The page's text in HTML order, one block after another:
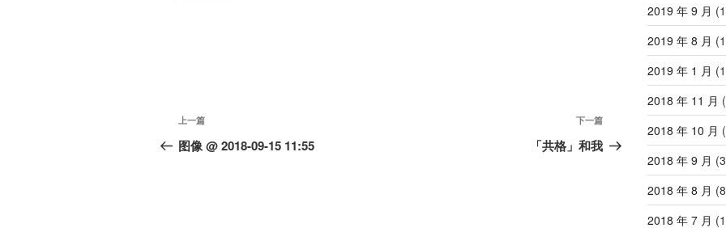
文
章
上
一
上一篇
图像 @ 2018-09-15 11:55
下
一
下一篇
「共格」和我
2019 年 9 月
2019 年 8 月
2019 年 1 月
2018 年 11 月
2018 年 10 月
2018 年 9 月
2018 年 8 月
2018 年 7 月